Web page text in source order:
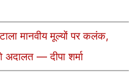
मानवीय मूल्यों पर कलंक,
अदालत — दीपा शर्मा